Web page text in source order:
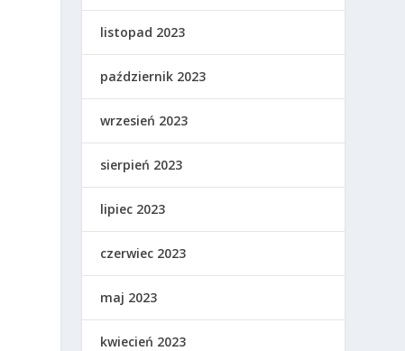
listopad 2023
październik 2023
wrzesień 2023
sierpień 2023
lipiec 2023
czerwiec 2023
maj 2023
kwiecień 2023